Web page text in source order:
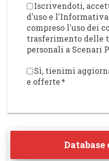
Iscrivendoti,
d'uso e
compreso l'uso dei
trasferimento delle
personali a Scenari
Sì, tienimi
e offerte*
Database